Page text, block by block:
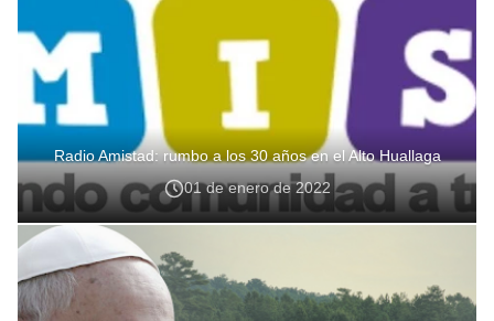
Radio Amistad: rumbo a los 30 años en el Alto Huallaga
01 de enero de 2022